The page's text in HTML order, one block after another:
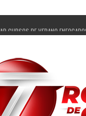
CURSOS DE VERANO
LA EDUCACIÓN EN LA
FEMSA GENERAN MÁS DE 3
TRAJO BENEFICIO DIRECTO A